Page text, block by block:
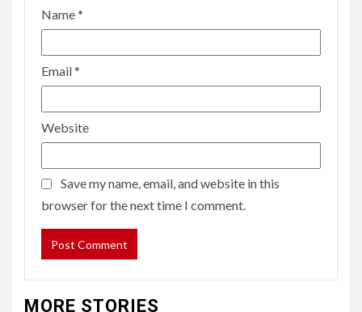
Name*
Email*
Website
Save my name, email, and website in this
browser for the next time I comment.
MORE STORIES